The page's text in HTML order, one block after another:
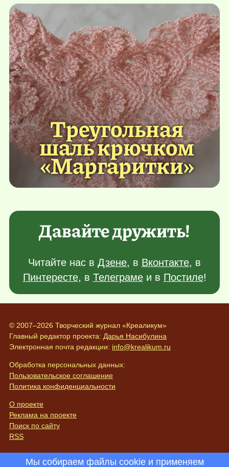
Треугольная
шаль крючком
«Маргаритки»
Давайте дружить!
Читайте нас в Дзене, в Вконтакте, в
Пинтересте, в Телеграмеи в Постиле!
© 2007–2026 Творческий журнал «Креаликум»
Главный редактор проекта: Дарья Насибулина
Электронная почта редакции: info@krealikum.ru
Обработка персональных данных:
Пользовательское соглашение
Политика конфиденциальности
О проекте
Реклама на проекте
Поиск по сайту
RSS
Мы собираем файлы cookie и применяем